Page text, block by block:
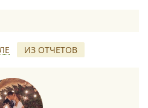
для свадебного
ИЗ ОТЧЕТОВ